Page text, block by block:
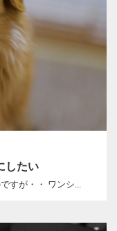
したい
すが・・ ワンシ...